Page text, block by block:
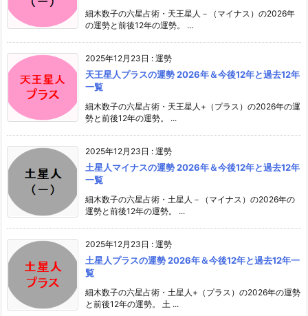
細木数子の六星占術・天王星人－（マイナス）の2026年
の運勢と前後12年の運勢。 ...
2025年12月23日 : 運勢
天王星人プラスの運勢 2026年＆今後12年と過去12年
一覧
細木数子の六星占術・天王星人+（プラス）の2026年の運
勢と前後12年の運勢。 ...
2025年12月23日 : 運勢
土星人マイナスの運勢 2026年＆今後12年と過去12年
一覧
細木数子の六星占術・土星人－（マイナス）の2026年の
運勢と前後12年の運勢。 ...
2025年12月23日 : 運勢
土星人プラスの運勢 2026年＆今後12年と過去12年一
覧
細木数子の六星占術・土星人+（プラス）の2026年の運勢
と前後12年の運勢。 土 ...